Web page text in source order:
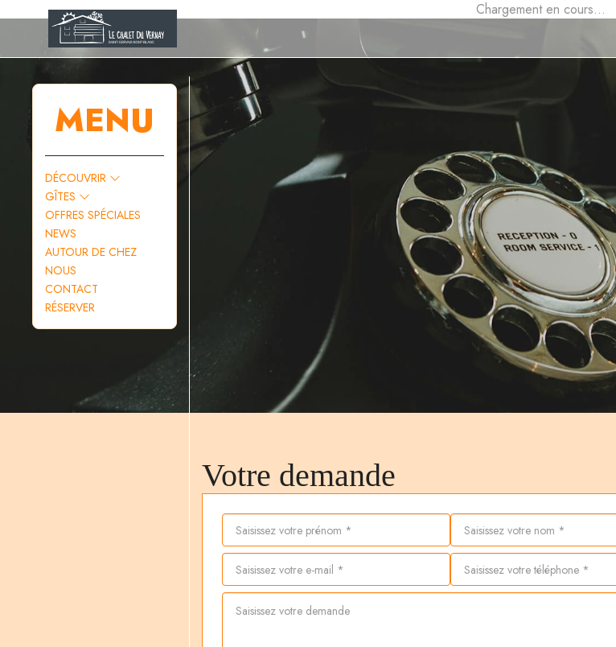
Chargement en cours...
MENU
DÉCOUVRIR
GÎTES
OFFRES SPÉCIALES
NEWS
AUTOUR DE CHEZ
NOUS
CONTACT
RÉSERVER
Votre demande